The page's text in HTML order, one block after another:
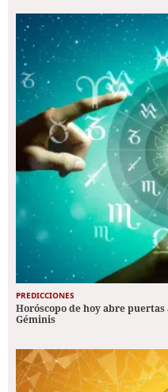
PREDICCIONES
Horóscopo de hoy abre
Géminis